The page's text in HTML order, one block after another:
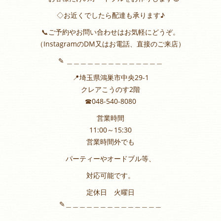
◇お近くでしたら配達も承ります♪
📞ご予約やお問い合わせはお気軽にどうぞ。
（InstagramのDM又はお電話、直接のご来店）
✎ ︎＿＿＿＿＿＿＿＿＿＿＿＿＿＿
📍埼玉県鴻巣市中央29-1
クレアこうのす2階
☎︎048-540-8080
営業時間
11:00～15:30
営業時間外でも
パーティーやオードブル等、
対応可能です。
定休日 火曜日
✎︎＿＿＿＿＿＿＿＿＿＿＿＿＿＿